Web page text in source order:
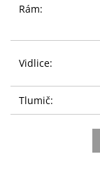
Rám:
Vidlice:
Tlumič: